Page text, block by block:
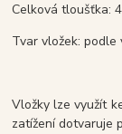
Celková tloušťka:
Tvar vložek:
Vložky lze využít
zatížení dotvaruje